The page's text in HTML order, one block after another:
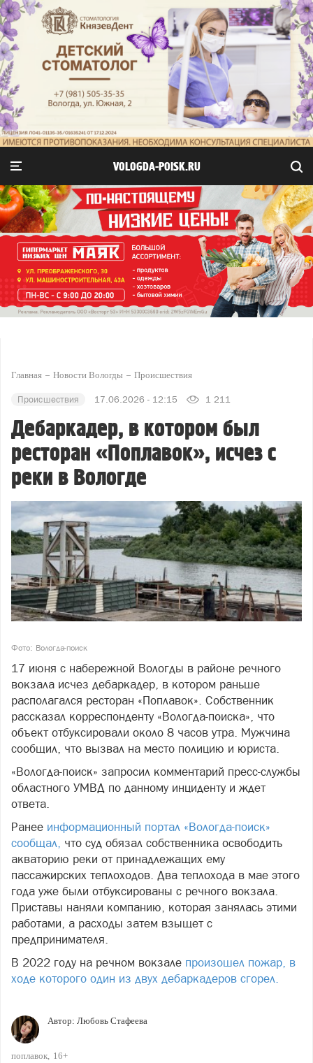
VOLOGDA-POISK.RU
Главная Новости Вологды Происшествия
Происшествия 17.06.2026 - 12:15 1 211
Дебаркадер, в котором был
ресторан «Поплавок», исчез с
реки в Вологде
Фото: Вологда-поиск
17 июня с набережной Вологды в районе речного
вокзала исчез дебаркадер, в котором раньше
располагался ресторан «Поплавок». Собственник
рассказал корреспонденту «Вологда-поиска», что
объект отбуксировали около 8 часов утра. Мужчина
сообщил, что вызвал на место полицию и юриста.
«Вологда-поиск» запросил комментарий пресс-службы
областного УМВД по данному инциденту и ждет
ответа.
Ранее информационный портал «Вологда-поиск»
сообщал, что суд обязал собственника освободить
акваторию реки от принадлежащих ему
пассажирских теплоходов. Два теплохода в мае этого
года уже были отбуксированы с речного вокзала.
Приставы наняли компанию, которая занялась этими
работами, а расходы затем взыщет с
предпринимателя.
В 2022 году на речном вокзале произошел пожар, в
ходе которого один из двух дебаркадеров сгорел.
Автор: Любовь Стафеева
поплавок 16+